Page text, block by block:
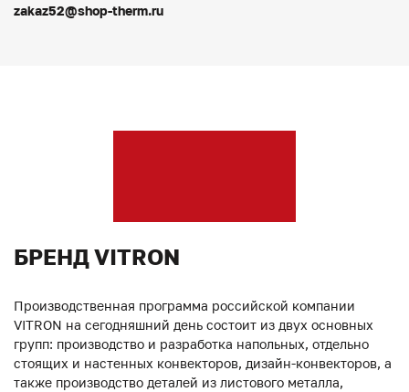
zakaz52@shop-therm.ru
БРЕНД VITRON
Производственная программа российской компании
VITRON на сегодняшний день состоит из двух основных
групп: производство и разработка напольных, отдельно
стоящих и настенных конвекторов, дизайн-конвекторов, а
также производство деталей из листового металла,